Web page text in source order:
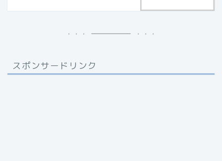
スポンサードリンク